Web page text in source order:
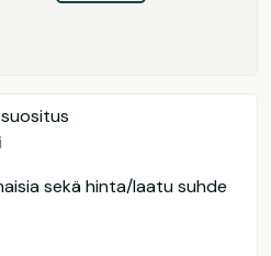
sekä hinta/laatu suhde